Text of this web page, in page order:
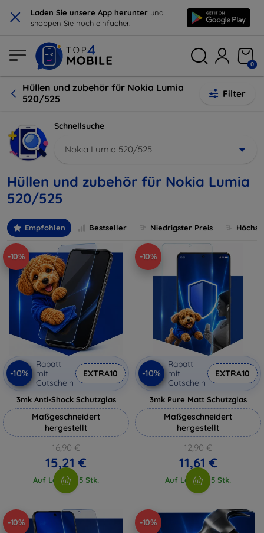
× Laden Sie unsere App herunter und
shoppen Sie noch einfacher.
0
Hüllen und zubehör für Nokia Lumia
520/525
Filter
Schnellsuche
Nokia Lumia 520/525
Hüllen und zubehör für Nokia Lumia
520/525
Empfohlen Bestseller Niedrigster Preis
-10%
-10%
Rabatt
mit
Gutschein
EXTRA10
3mk Anti-Shock Schutzglas
Maßgeschneidert
hergestellt
16,90 €
15,21 €
Auf Lager > 5 Stk.
-10%
-10%
Rabatt
mit
Gutschein
EXTRA10
3mk Pure Matt Schutzglas
Maßgeschneidert
hergestellt
12,90 €
11,61 €
Auf Lager > 5 Stk.
-10% -10%